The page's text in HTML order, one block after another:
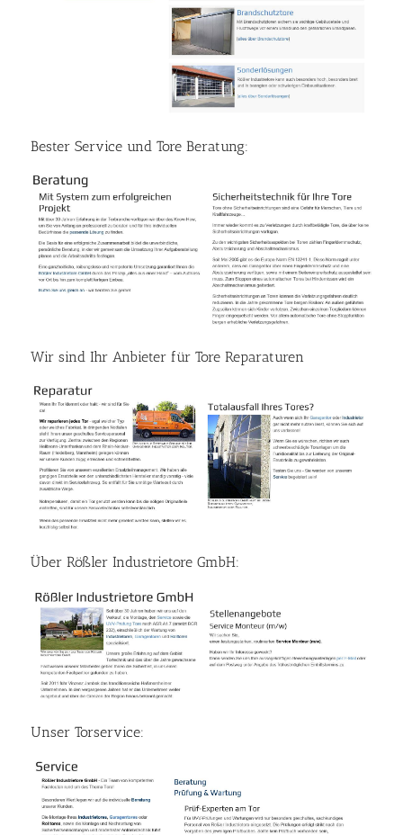
Bester Service und Tore Beratung:
Wir sind Ihr Anbieter für Tore Reparaturen
Über Rößler Industrietore GmbH:
Unser Torservice: